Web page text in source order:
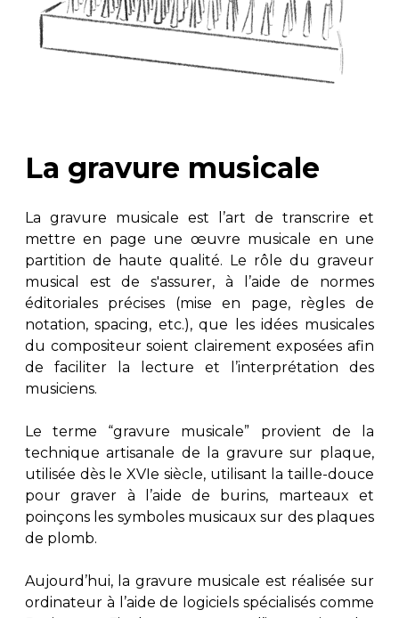
La gravure musicale
La gravure musicale est l’art de transcrire et
mettre en page une œuvre musicale en une
partition de haute qualité. Le rôle du graveur
musical est de s'assurer, à l’aide de normes
éditoriales précises (mise en page, règles de
notation, spacing, etc.), que les idées musicales
du compositeur soient clairement exposées afin
de faciliter la lecture et l’interprétation des
musiciens.
Le terme “gravure musicale” provient de la
technique artisanale de la gravure sur plaque,
utilisée dès le XVIe siècle, utilisant la taille-douce
pour graver à l’aide de burins, marteaux et
poinçons les symboles musicaux sur des plaques
de plomb.
Aujourd’hui, la gravure musicale est réalisée sur
ordinateur à l’aide de logiciels spécialisés comme